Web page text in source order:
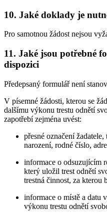
10. Jaké doklady je
Pro samotnou žádost nejsou
11. Jaké jsou potřebné
dispozici
Předepsaný formulář není
V písemné žádosti, kterou se
dalšímu výkonu trestu odnětí
zapotřebí zejména uvést:
přesné označení
narození, rodné číslo,
informace o odsuzujícím
který uložil trest odnětí
trestná činnost, za kterou
informace o místě a datu
výkonu trestu odnětí